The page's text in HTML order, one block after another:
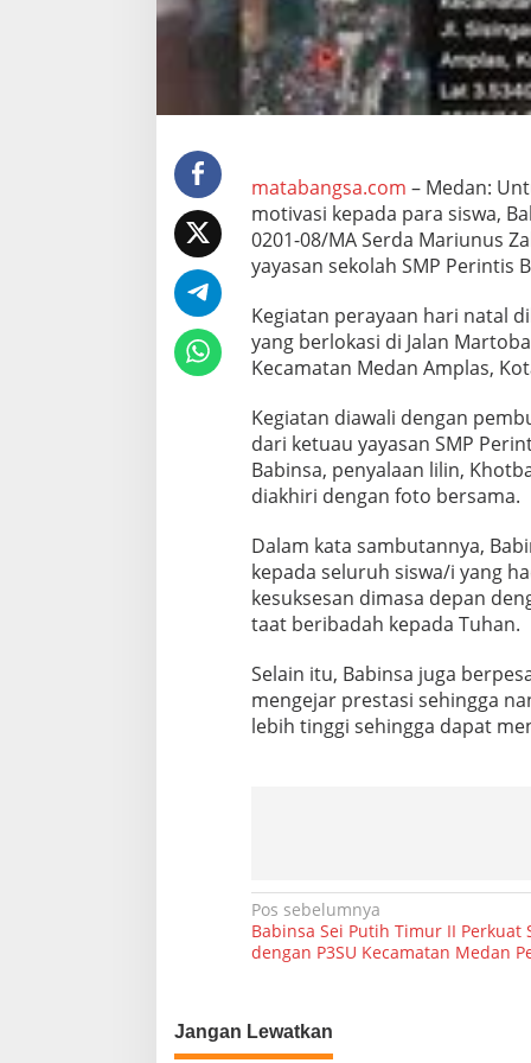
P
e
r
a
y
a
H
a
r
i
N
a
l
D
S
e
o
l
h
W
l
a
a
h
i
matabangsa.com – Medan:
motivasi kepada para siswa,
0201-08/MA Serda Mariunus
yayasan sekolah SMP Perintis
Kegiatan perayaan hari natal
yang berlokasi di Jalan
Kecamatan Medan Amplas,
Kegiatan diawali dengan
dari ketuau yayasan SMP
Babinsa, penyalaan lilin,
diakhiri dengan foto bersama.
Dalam kata sambutannya,
kepada seluruh siswa/i yang
kesuksesan dimasa depan
taat beribadah kepada Tuhan.
Selain itu, Babinsa juga
mengejar prestasi sehingga
lebih tinggi sehingga dapat
N
a
i
g
Pos sebelumnya
Babinsa Sei Putih Timur II Perkuat
dengan P3SU Kecamatan Medan
Jangan Lewatkan